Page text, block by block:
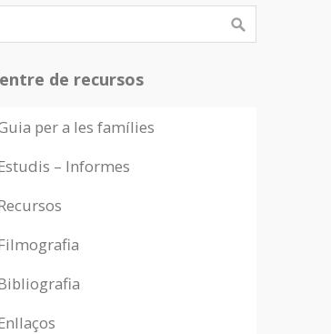
de recursos
per a les famílies
– Informes